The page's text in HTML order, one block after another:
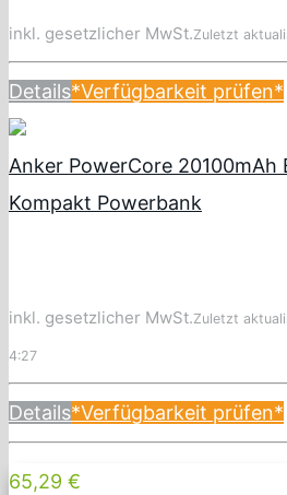
inkl. gesetzlicher MwSt.Zuletzt
Details*Verfügbarkeit prüfen*
Anker PowerCore 20100mAh
Kompakt Powerbank
inkl. gesetzlicher MwSt.Zuletzt
4:27
Details*Verfügbarkeit prüfen*
65,29 €